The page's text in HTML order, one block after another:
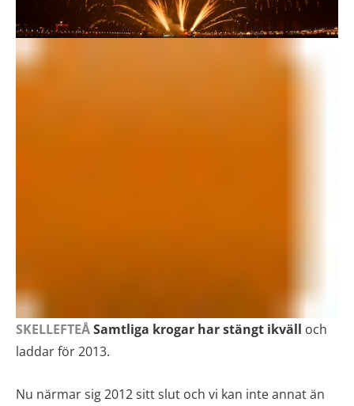
SKELLEFTEÅSamtliga krogar har stängt ikväll och
laddar för 2013.
Nu närmar sig 2012 sitt slut och vi kan inte annat än